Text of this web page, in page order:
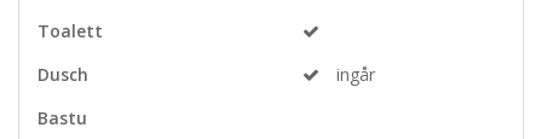
Toalett
Dusch
ingår
Bastu